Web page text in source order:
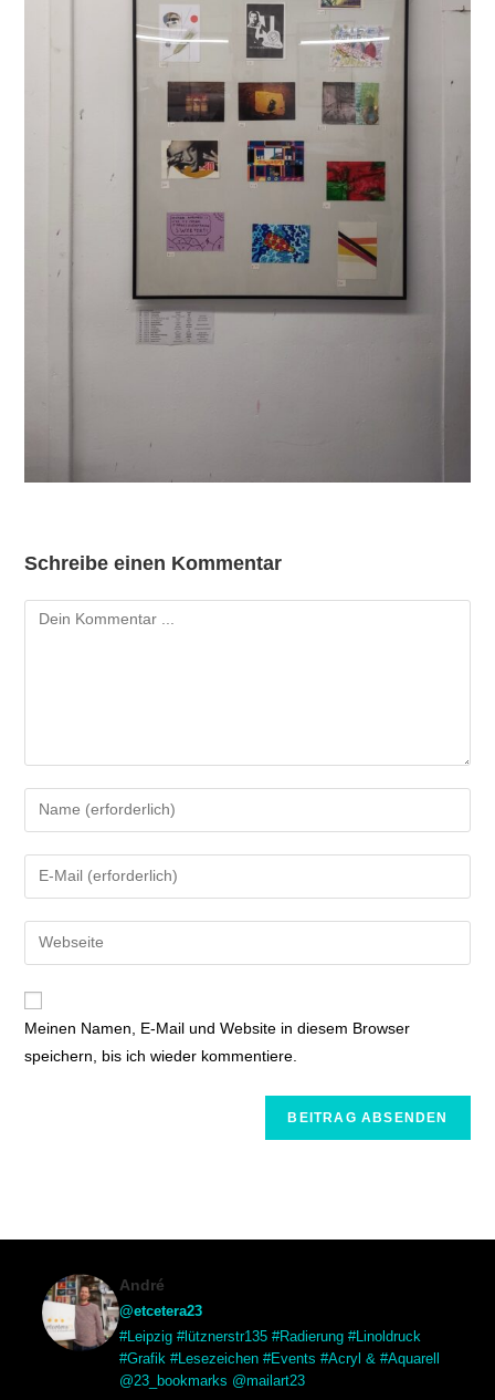
Schreibe einen Kommentar
Meinen Namen, E-Mail und Website in diesem Browser
speichern, bis ich wieder kommentiere.
André
@etcetera23
#Leipzig #lütznerstr135 #Radierung #Linoldruck
#Grafik #Lesezeichen #Events #Acryl & #Aquarell
@23_bookmarks @mailart23